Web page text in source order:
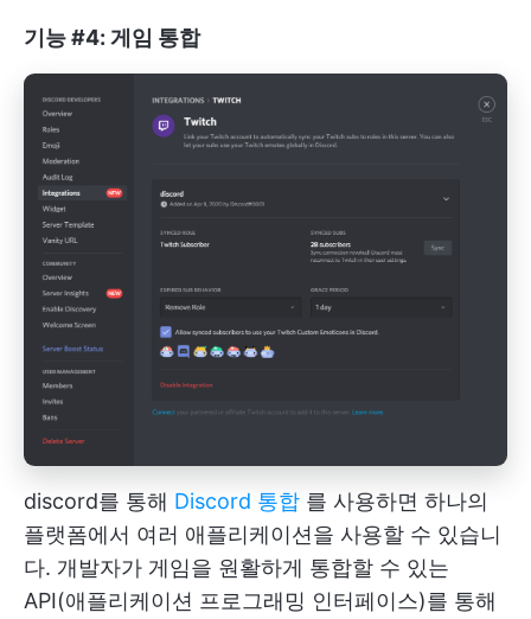
기능 #4: 게임 통합
discord를 통해 Discord 통합 를 사용하면 하나의
플랫폼에서 여러 애플리케이션을 사용할 수 있습니
다. 개발자가 게임을 원활하게 통합할 수 있는
API(애플리케이션 프로그래밍 인터페이스)를 통해